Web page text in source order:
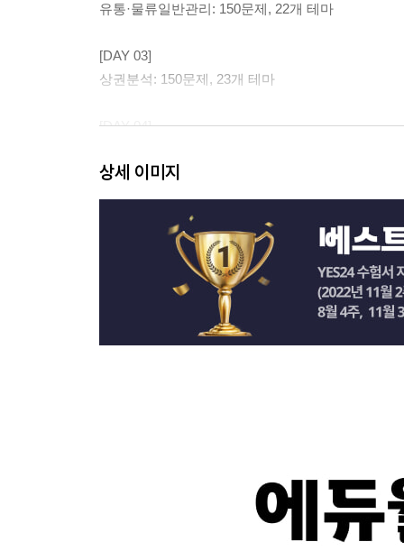
유통·물류일반관리: 150문제, 22개 테마
[DAY 03]
상권분석: 150문제, 23개 테마
[DAY 04]
[DAY 05]
유통마케팅: 150문제, 14개 테마
유통마케팅/유통정보: 150문제, 22개 테마
상세 이미지